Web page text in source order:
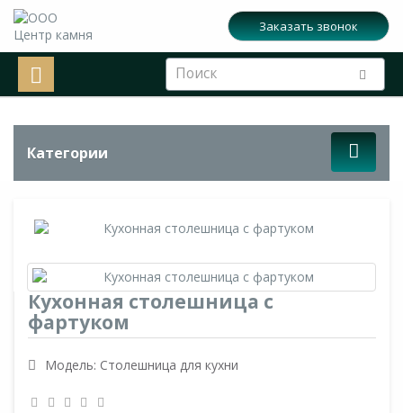
Заказать звонок
Категории
Кухонная столешница с
фартуком
Модель: Столешница для кухни